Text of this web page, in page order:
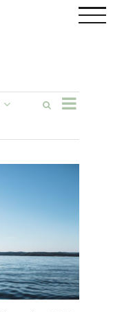
Suche